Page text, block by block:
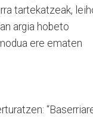
tartekatzeak,
argia hobeto
ere ematen